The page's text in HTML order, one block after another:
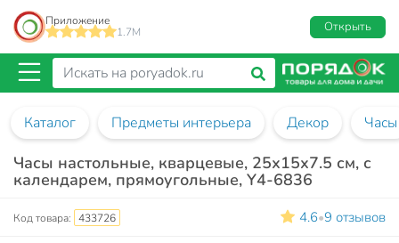
Приложение
1.7M
Открыть
Каталог Предметы интерьера Декор Часы
Часы настольные, кварцевые, 25х15х7.5 см, с
календарем, прямоугольные, Y4-6836
Код товара: 433726 4.6•9 отзывов